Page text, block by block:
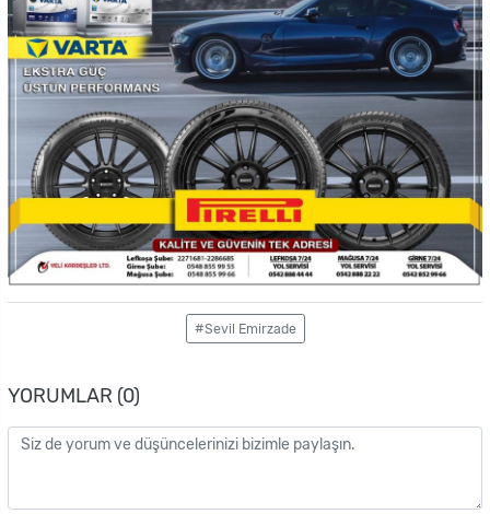
#Sevil Emirzade
YORUMLAR (0)